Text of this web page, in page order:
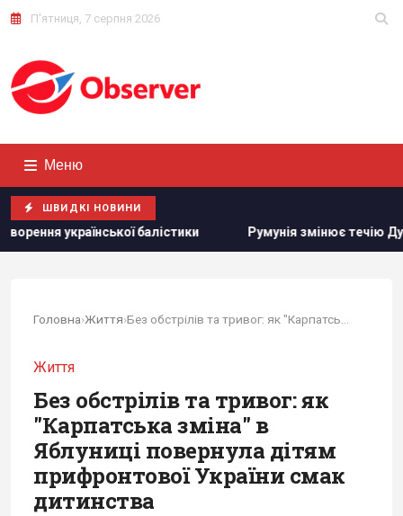
П'ятниця, 7 серпня 2026
Меню
ШВИДКІ НОВИНИ
Румунія змінює течію Дунаю: для чого вона це робить
Головна›Життя›
Життя
Без обстрілів та тривог: як
"Карпатська зміна" в
Яблуниці повернула дітям
прифронтової України смак
дитинства